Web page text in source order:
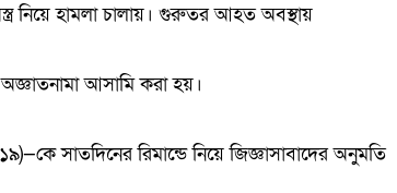
নিয়ে হামলা চালায়। গুরুতর আহত অবস্থায়
আসামি করা হয়।
সাতদিনের রিমান্ডে নিয়ে জিজ্ঞাসাবাদের অনুমতি